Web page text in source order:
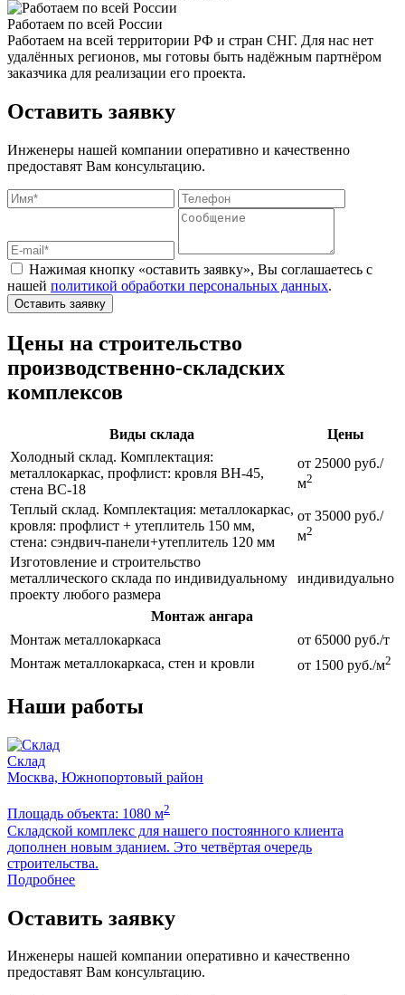
Работаем по всей России
Работаем на всей территории РФ и стран СНГ. Для нас нет
удалённых регионов, мы готовы быть надёжным партнёром
заказчика для реализации его проекта.
Оставить заявку
Инженеры нашей компании оперативно и качественно
предоставят Вам консультацию.
Нажимая кнопку «оставить заявку», Вы соглашаетесь с
нашей политикой обработки персональных данных.
Оставить заявку
Цены на строительство
производственно-складских
комплексов
Виды склада
Цены
Холодный склад. Комплектация:
металлокаркас, профлист: кровля ВН-45,
стена ВС-18
от 25000 руб./
м2
Теплый склад. Комплектация: металлокаркас,
кровля: профлист + утеплитель 150 мм,
стена: сэндвич-панели+утеплитель 120 мм
от 35000 руб./
м2
Изготовление и строительство
металлического склада по индивидуальному
проекту любого размера
индивидуально
Монтаж ангара
Монтаж металлокаркаса
от 65000 руб./т
Монтаж металлокаркаса, стен и кровли
от 1500 руб./м2
Наши работы
Склад
Москва, Южнопортовый район
Площадь объекта: 1080 м2
Складской комплекс для нашего постоянного клиента
дополнен новым зданием. Это четвёртая очередь
строительства.
Подробнее
Оставить заявку
Инженеры нашей компании оперативно и качественно
предоставят Вам консультацию.